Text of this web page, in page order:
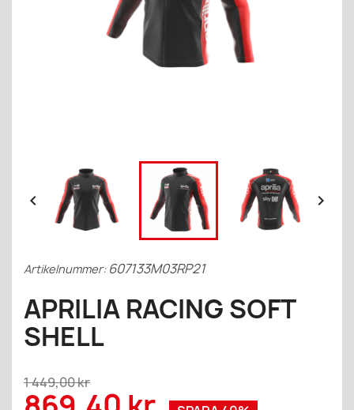
 
Artikelnummer: 607133M03RP21
APRILIA RACING SOFT
SHELL
1 449,00 kr